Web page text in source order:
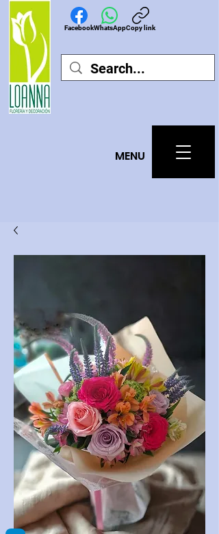
MENU
FacebookWhatsAppCopy link